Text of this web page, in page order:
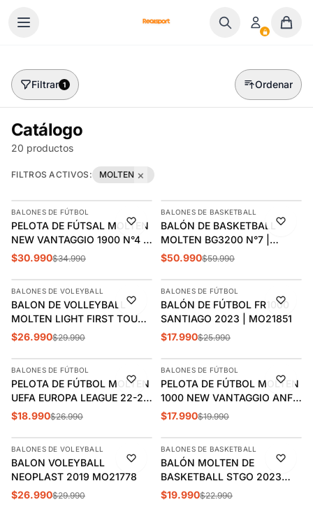
Filtrar 1 Ordenar
Catálogo
20 productos
FILTROS ACTIVOS: MOLTEN ×
-11%
AGREGAR
BALONES DE FÚTBOL
PELOTA DE FÚTSAL MOLTEN
NEW VANTAGGIO 1900 N°4 |
MO22217
$30.990$34.990
-15%
BALONES DE BASKETBALL
BALÓN DE BASKETBALL
MOLTEN BG3200 N°7 |
MO22124
$50.990$59.990
-10%
AGREGAR
BALONES DE VOLEYBALL
BALON DE VOLLEYBALL
MOLTEN LIGHT FIRST TOUCH
| MO22219
$26.990$29.990
-31%
AGREGAR
BALONES DE FÚTBOL
BALÓN DE FÚTBOL FR1000
SANTIAGO 2023 | MO21851
$17.990$25.990
-30%
AGREGAR
BALONES DE FÚTBOL
PELOTA DE FÚTBOL MOLTEN
UEFA EUROPA LEAGUE 22-23
T.4 | MO21858
$18.990$26.990
-10%
AGREGAR
BALONES DE FÚTBOL
PELOTA DE FÚTBOL MOLTEN
1000 NEW VANTAGGIO ANFP
N°5 | MO22203
$17.990$19.990
-10%
AGREGAR
BALONES DE VOLEYBALL
BALON VOLEYBALL
NEOPLAST 2019 MO21778
$26.990$29.990
-13%
AGREGAR
BALONES DE BASKETBALL
BALÓN MOLTEN DE
BASKETBALL STGO 2023
MULTICOLOR | MO21872
$19.990$22.990
AGREGAR AGREGAR